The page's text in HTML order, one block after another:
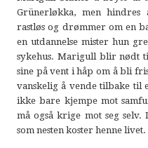
Grünerløkka, men
rastløs og drømmer om en
en utdannelse mister hun
sykehus. Marigull blir nødt
sine på vent i håp om å bli
vanskelig å vende tilbake
ikke bare kjempe mot
må også krige mot seg
som nesten koster henne livet.